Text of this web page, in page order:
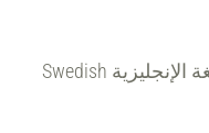
على شبكات التوصل الإجتماعي باللغة الإنجليزية Swedish